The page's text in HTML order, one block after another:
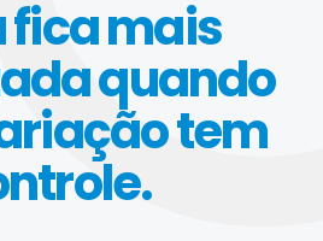
fica mais
quando
tem